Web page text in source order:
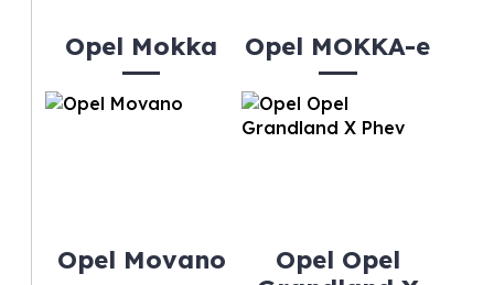
Opel Mokka Opel MOKKA-e
Opel Movano
Opel Opel